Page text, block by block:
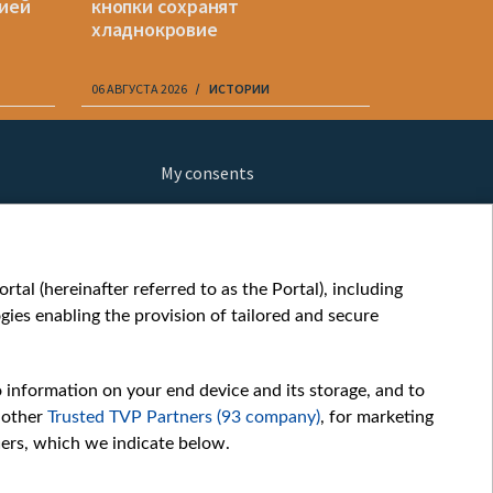
кнопки сохранят
хладнокровие
06 АВГУСТА 2026 ИСТОРИИ
My consents
(hereinafter referred to as the Portal), including
enabling the provision of tailored and secure
on your end device and its storage, and to
Trusted TVP Partners (93 company), for marketing
which we indicate below.